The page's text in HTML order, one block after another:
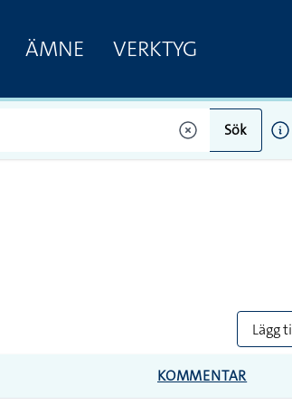
ÄMNE VERKTYG
Sök
Lägg
KOMMENTAR